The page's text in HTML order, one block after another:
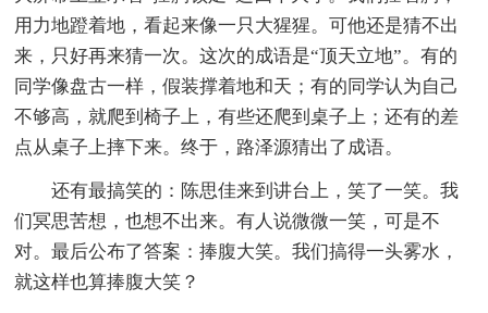
用力地蹬着地，看起来像一只大猩猩。可他还是猜不出
来，只好再来猜一次。这次的成语是“顶天立地”。有的
同学像盘古一样，假装撑着地和天；有的同学认为自己
不够高，就爬到椅子上，有些还爬到桌子上；还有的差
点从桌子上摔下来。终于，路泽源猜出了成语。
还有最搞笑的：陈思佳来到讲台上，笑了一笑。我
们冥思苦想，也想不出来。有人说微微一笑，可是不
对。最后公布了答案：捧腹大笑。我们搞得一头雾水，
就这样也算捧腹大笑？